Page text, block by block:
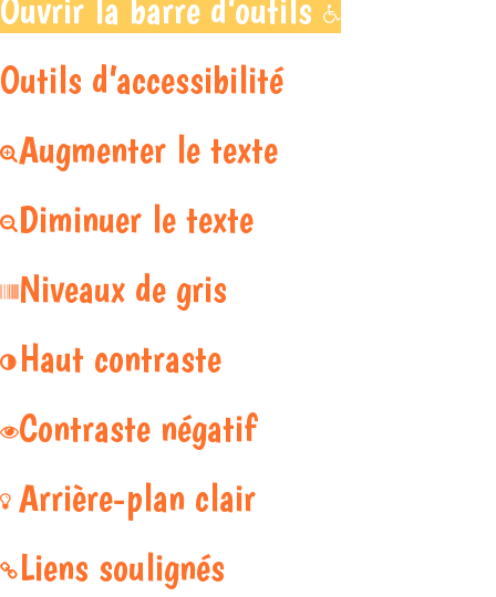
Ouvrir la barre d’outils
Outils d’accessibilité
Augmenter le texte
Diminuer le texte
Niveaux de gris
Haut contraste
Contraste négatif
Arrière-plan clair
Liens soulignés